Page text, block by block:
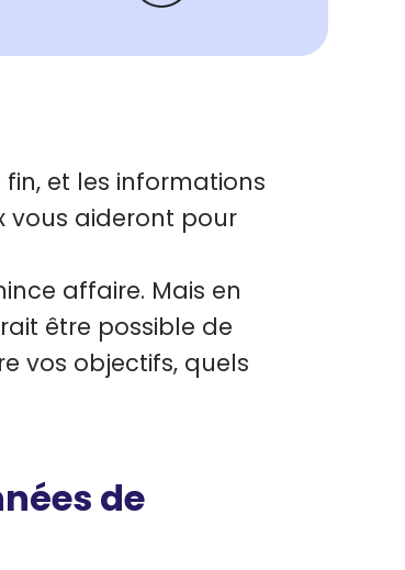
et les informations
vous aideront pour
affaire. Mais en
être possible de
vos objectifs, quels
de